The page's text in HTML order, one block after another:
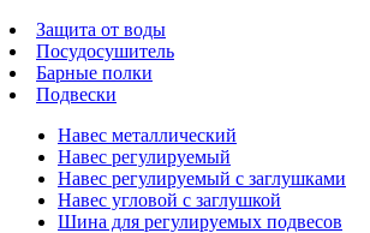
Защита от воды
Посудосушитель
Барные полки
Подвески
Навес металлический
Навес регулируемый
Навес регулируемый с заглушками
Навес угловой с заглушкой
Шина для регулируемых подвесов